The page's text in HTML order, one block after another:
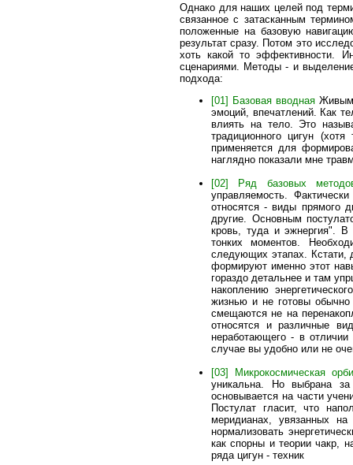
Однако для наших целей под
связанное с затасканным
положенные на базовую
результат сразу. Потом это
хоть какой то эффективности.
сценариями. Методы - и
подхода:
[01] Базовая вводная Живым
эмоций, впечатлений. Как
влиять на тело. Это
традиционного цигун
применяется для
наглядно показали мне
[02] Ряд базовых
управляемость.
относятся - виды прямого
другие. Основным
кровь, туда и эжнергия".
тонких моментов.
следующих этапах. Кстати,
формируют именно этот
гораздо детальнее и там
накоплению
жизнью и не готовы обычно
смещаются не на
относятся и различные
неработающего - в
случае вы удобно или не
[03] Микрокосмическая
уникальна. Но выбрана
основывается на части
Постулат гласит, что
меридианах, увязанных
нормализовать
как спорны и теории чакр,
ряда цигун - техник